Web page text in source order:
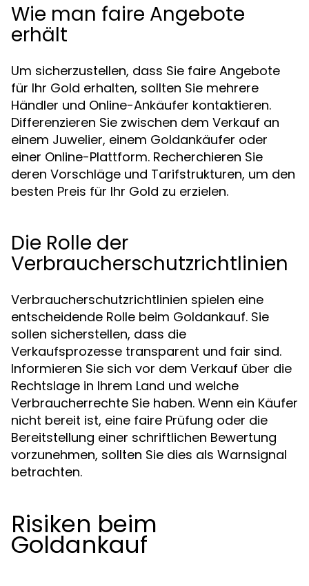
Wie man faire Angebote
erhält
Um sicherzustellen, dass Sie faire Angebote
für Ihr Gold erhalten, sollten Sie mehrere
Händler und Online-Ankäufer kontaktieren.
Differenzieren Sie zwischen dem Verkauf an
einem Juwelier, einem Goldankäufer oder
einer Online-Plattform. Recherchieren Sie
deren Vorschläge und Tarifstrukturen, um den
besten Preis für Ihr Gold zu erzielen.
Die Rolle der
Verbraucherschutzrichtlinien
Verbraucherschutzrichtlinien spielen eine
entscheidende Rolle beim Goldankauf. Sie
sollen sicherstellen, dass die
Verkaufsprozesse transparent und fair sind.
Informieren Sie sich vor dem Verkauf über die
Rechtslage in Ihrem Land und welche
Verbraucherrechte Sie haben. Wenn ein Käufer
nicht bereit ist, eine faire Prüfung oder die
Bereitstellung einer schriftlichen Bewertung
vorzunehmen, sollten Sie dies als Warnsignal
betrachten.
Risiken beim
Goldankauf